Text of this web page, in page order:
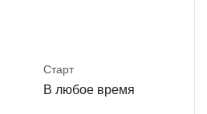
Старт
В любое время